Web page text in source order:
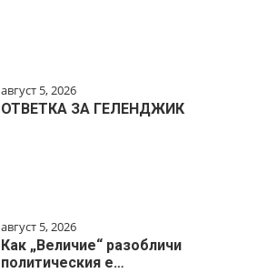
август 5, 2026
ОТВЕТКА ЗА ГЕЛЕНДЖИК
август 5, 2026
Как „Величие“ разобличи
политическия е…